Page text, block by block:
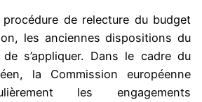
de relecture du budget
les anciennes dispositions du
s’appliquer. Dans le cadre du
la Commission européenne
les engagements